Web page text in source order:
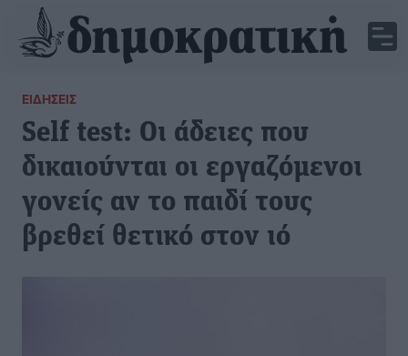
ΕΙΔΉΣΕΙΣ
Self test: Οι άδειες που
δικαιούνται οι εργαζόμενοι
γονείς αν το παιδί τους
βρεθεί θετικό στον ιό